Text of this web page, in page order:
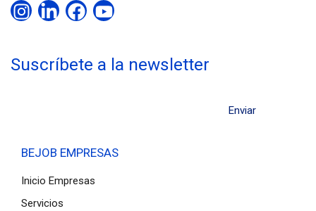
Suscríbete a la newsletter
BEJOB EMPRESAS
Inicio Empresas
Servicios